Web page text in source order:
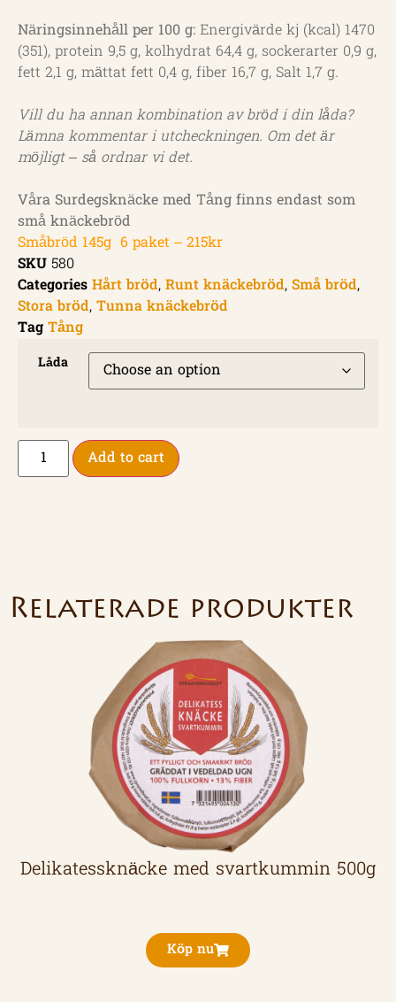
Näringsinnehåll per 100 g: Energivärde kj (kcal) 1470
(351), protein 9,5 g, kolhydrat 64,4 g, sockerarter 0,9 g,
fett 2,1 g, mättat fett 0,4 g, fiber 16,7 g, Salt 1,7 g.
Vill du ha annan kombination av bröd i din låda?
Lämna kommentar i utcheckningen. Om det är
möjligt – så ordnar vi det.
Våra Surdegsknäcke med Tång finns endast som
små knäckebröd
Småbröd 145g 6 paket – 215kr
SKU 580
Categories Hårt bröd, Runt knäckebröd, Små bröd,
Stora bröd, Tunna knäckebröd
Tag Tång
Låda
Add to cart
Relaterade produkter
Delikatessknäcke med svartkummin 500g
Köp nu